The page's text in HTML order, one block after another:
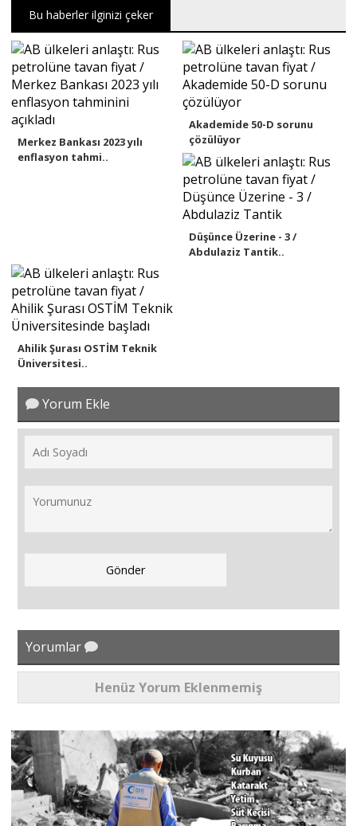
Bu haberler ilginizi çeker
Merkez Bankası 2023 yılı
enflasyon tahmi..
Akademide 50-D sorunu
çözülüyor
Düşünce Üzerine - 3 /
Abdulaziz Tantik..
Ahilik Şurası OSTİM Teknik
Üniversitesi..
Yorum Ekle
Yorumlar
Henüz Yorum Eklenmemiş